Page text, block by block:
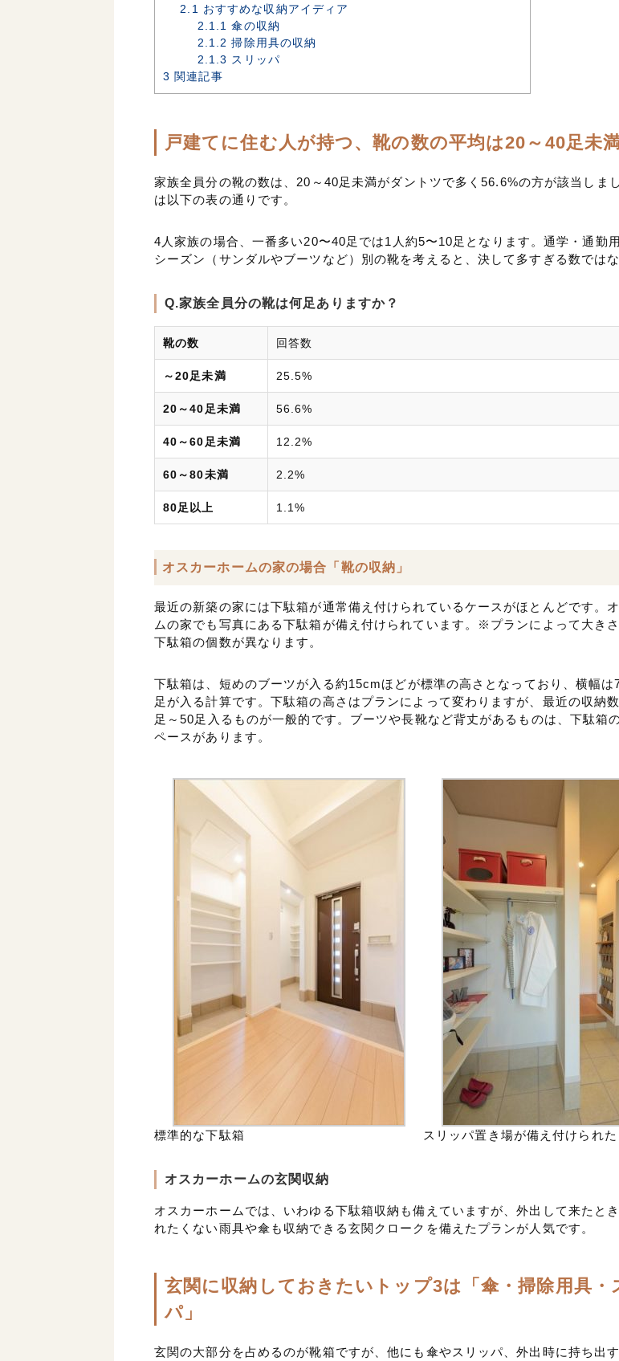
2.1 おすすめな収納アイディア
2.1.1 傘の収納
2.1.2 掃除用具の収納
2.1.3 スリッパ
3 関連記事
戸建てに住む人が持つ、靴の数の平均は20～40足未
家族全員分の靴の数は、20～40足未満がダントツで多く56.6%の方が該当しま
は以下の表の通りです。
4人家族の場合、一番多い20〜40足では1人約5〜10足となります。通学・通勤
シーズン（サンダルやブーツなど）別の靴を考えると、決して多すぎる数ではな
Q.家族全員分の靴は何足ありますか？
靴の数 回答数
～20足未満 25.5%
20～40足未満 56.6%
40～60足未満 12.2%
60～80未満 2.2%
80足以上 1.1%
オスカーホームの家の場合「靴の収納」
最近の新築の家には下駄箱が通常備え付けられているケースがほとんどです。
ムの家でも写真にある下駄箱が備え付けられています。※プランによって大きさ
下駄箱の個数が異なります。
下駄箱は、短めのブーツが入る約15cmほどが標準の高さとなっており、横幅は
足が入る計算です。下駄箱の高さはプランによって変わりますが、最近の収納
足～50足入るものが一般的です。ブーツや長靴など背丈があるものは、下駄箱
ペースがあります。
標準的な下駄箱 スリッパ置き場が備え付けられた
オスカーホームの玄関収納
オスカーホームでは、いわゆる下駄箱収納も備えていますが、外出して来たと
れたくない雨具や傘も収納できる玄関クロークを備えたプランが人気です。
玄関に収納しておきたいトップ3は「傘・掃除用具・
パ」
玄関の大部分を占めるのが靴箱ですが、他にも傘やスリッパ、外出時に持ち出す